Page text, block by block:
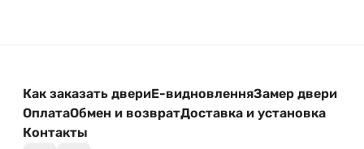
Как заказать двериЕ-видновленняЗамер двери
ОплатаОбмен и возвратДоставка и установка
Контакты